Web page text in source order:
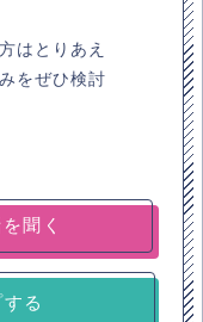
はとりあえ
をぜひ検討
る